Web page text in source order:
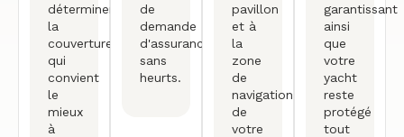
déterminer
la
couverture
qui
convient
le
mieux
à
de
demande
d'assurance
sans
heurts.
pavillon
et à
la
zone
de
navigation
de
votre
garantissant
ainsi
que
votre
yacht
reste
protégé
tout
German